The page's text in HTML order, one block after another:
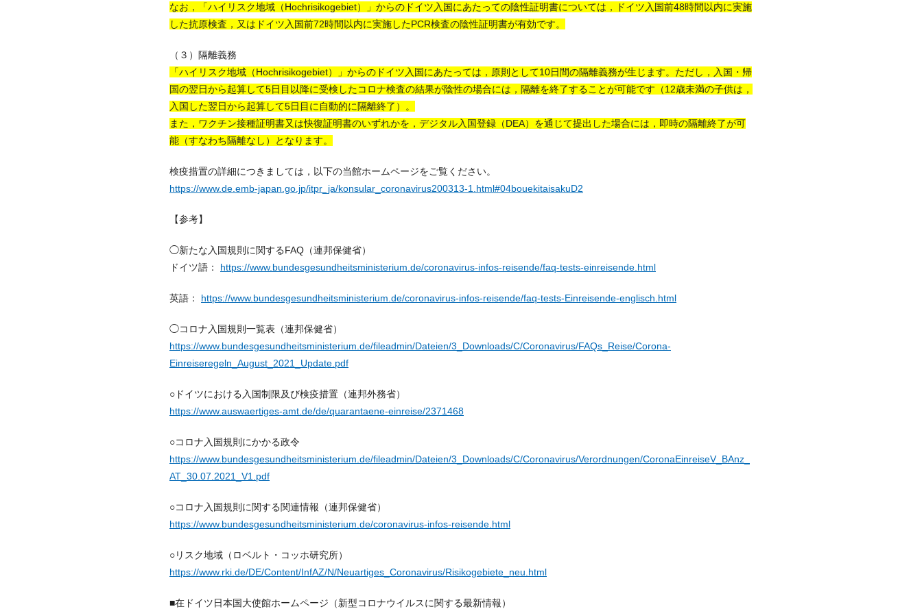
なお，「ハイリスク地域（Hochrisikogebiet）」からのドイツ入国にあたっての陰性証明書については，ドイツ入国前48時間以内に実施
した抗原検査，又はドイツ入国前72時間以内に実施したPCR検査の陰性証明書が有効です。
（３）隔離義務
「ハイリスク地域（Hochrisikogebiet）」からのドイツ入国にあたっては，原則として10日間の隔離義務が生じます。ただし，入国・帰
国の翌日から起算して5日目以降に受検したコロナ検査の結果が陰性の場合には，隔離を終了することが可能です（12歳未満の子供は，
入国した翌日から起算して5日目に自動的に隔離終了）。
また，ワクチン接種証明書又は快復証明書のいずれかを，デジタル入国登録（DEA）を通じて提出した場合には，即時の隔離終了が可
能（すなわち隔離なし）となります。
検疫措置の詳細につきましては，以下の当館ホームページをご覧ください。
https://www.de.emb-japan.go.jp/itpr_ja/konsular_coronavirus200313-1.html#04bouekitaisakuD2
【参考】
◯新たな入国規則に関するFAQ（連邦保健省）
ドイツ語： https://www.bundesgesundheitsministerium.de/coronavirus-infos-reisende/faq-tests-einreisende.html
英語： https://www.bundesgesundheitsministerium.de/coronavirus-infos-reisende/faq-tests-Einreisende-englisch.html
◯コロナ入国規則一覧表（連邦保健省）
https://www.bundesgesundheitsministerium.de/fileadmin/Dateien/3_Downloads/C/Coronavirus/FAQs_Reise/Corona-
Einreiseregeln_August_2021_Update.pdf
○ドイツにおける入国制限及び検疫措置（連邦外務省）
https://www.auswaertiges-amt.de/de/quarantaene-einreise/2371468
○コロナ入国規則にかかる政令
https://www.bundesgesundheitsministerium.de/fileadmin/Dateien/3_Downloads/C/Coronavirus/Verordnungen/CoronaEinreiseV_BAnz_
AT_30.07.2021_V1.pdf
○コロナ入国規則に関する関連情報（連邦保健省）
https://www.bundesgesundheitsministerium.de/coronavirus-infos-reisende.html
○リスク地域（ロベルト・コッホ研究所）
https://www.rki.de/DE/Content/InfAZ/N/Neuartiges_Coronavirus/Risikogebiete_neu.html
■在ドイツ日本国大使館ホームページ（新型コロナウイルスに関する最新情報）